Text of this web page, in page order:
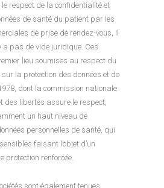
le respect de la confidentialité et
de santé du patient par les
de prise de rendez-vous, il
a pas de vide juridique. Ces
lieu soumises au respect du
la protection des données et de
dont la commission nationale
des libertés assure le respect,
un haut niveau de
personnelles de santé, qui
faisant l’objet d’un
protection renforcée.
sont également tenues